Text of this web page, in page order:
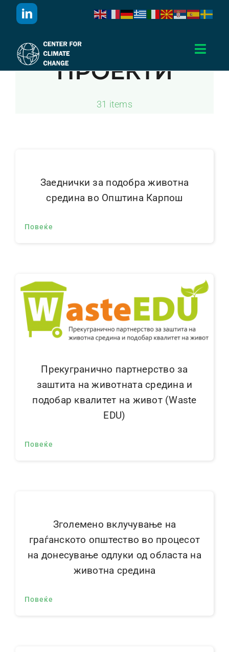
Проекти
ПРОЕКТИ
31 items
Заеднички за подобра животна
средина во Општина Карпош
Повеќе
Прекугранично партнерство за
заштита на животната средина и
подобар квалитет на живот (Waste
EDU)
Повеќе
Зголемено вклучување на
граѓанското општество во процесот
на донесување одлуки од областа на
животна средина
Повеќе